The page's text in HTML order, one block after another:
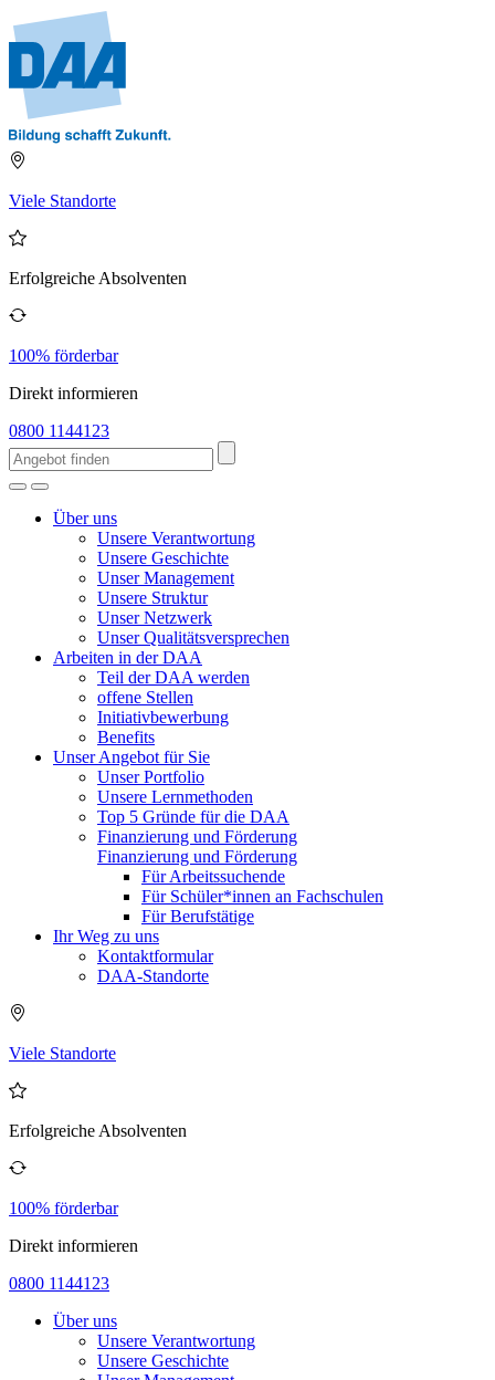
Viele Standorte
Erfolgreiche Absolventen
100% förderbar
Direkt informieren
0800 1144123
Über uns
Unsere Verantwortung
Unsere Geschichte
Unser Management
Unsere Struktur
Unser Netzwerk
Unser Qualitätsversprechen
Arbeiten in der DAA
Teil der DAA werden
offene Stellen
Initiativbewerbung
Benefits
Unser Angebot für Sie
Unser Portfolio
Unsere Lernmethoden
Top 5 Gründe für die DAA
Finanzierung und Förderung
Finanzierung und Förderung
Für Arbeitssuchende
Für Schüler*innen an Fachschulen
Für Berufstätige
Ihr Weg zu uns
Kontaktformular
DAA-Standorte
Viele Standorte
Erfolgreiche Absolventen
100% förderbar
Direkt informieren
0800 1144123
Über uns
Unsere Verantwortung
Unsere Geschichte